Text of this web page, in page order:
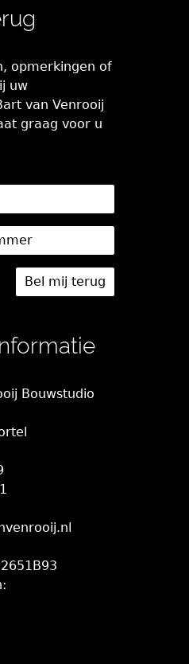
opmerkingen of
uw
van Venrooij
graag voor u
Bouwstudio